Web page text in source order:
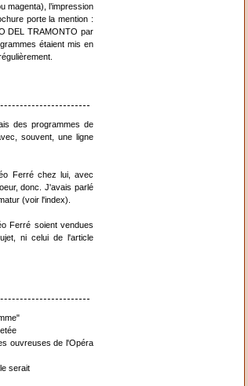
magenta), l’impression
porte la mention :
DEL TRAMONTO par
étaient mis en
des programmes de
souvent, une ligne
Ferré chez lui, avec
donc. J'avais parlé
(voir l'index).
Ferré soient vendues
ni celui de l'article
ouvreuses de l'Opéra
serait